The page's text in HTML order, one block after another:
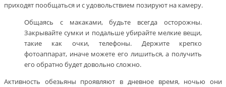
приходят пообщаться и с удовольствием позируют на камеру.
Общаясь с макаками, будьте всегда осторожны.
Закрывайте сумки и подальше убирайте мелкие вещи,
такие как очки, телефоны. Держите крепко
фотоаппарат, иначе можете его лишиться, а получить
его обратно будет довольно сложно.
Активность обезьяны проявляют в дневное время, ночью они